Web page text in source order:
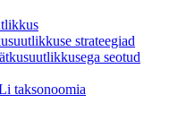
strateegiad
seotud
taksonoomia